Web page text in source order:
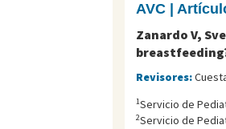
AVC |
Zanardo V,
Revisores:
1Servicio de
2Servicio de